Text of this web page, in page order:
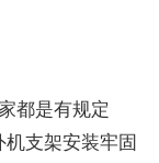
都是有规定
支架安装牢固